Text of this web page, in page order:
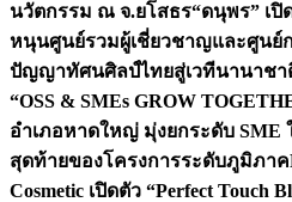
นวัตกรรม ณ จ.ยโสธร“ดนุพร” เปิ
หนุนศูนย์รวมผู้เชี่ยวชาญและศูนย์
ปัญญาทัศนศิลป์ไทยสู่เวทีนานาชา
“OSS & SMEs GROW
อำเภอหาดใหญ่ มุ่งยกระดับ SME
สุดท้ายของโครงการระดับภูมิภาค
Cosmetic เปิดตัว “Perfect Touch